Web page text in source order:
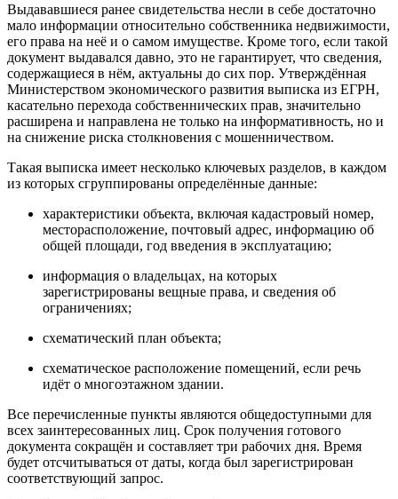
Выдававшиеся ранее свидетельства несли в себе достаточно
мало информации относительно собственника недвижимости,
его права на неё и о самом имуществе. Кроме того, если такой
документ выдавался давно, это не гарантирует, что сведения,
содержащиеся в нём, актуальны до сих пор. Утверждённая
Министерством экономического развития выписка из ЕГРН,
касательно перехода собственнических прав, значительно
расширена и направлена не только на информативность, но и
на снижение риска столкновения с мошенничеством.
Такая выписка имеет несколько ключевых разделов, в каждом
из которых сгруппированы определённые данные:
характеристики объекта, включая кадастровый номер,
месторасположение, почтовый адрес, информацию об
общей площади, год введения в эксплуатацию;
информация о владельцах, на которых
зарегистрированы вещные права, и сведения об
ограничениях;
схематический план объекта;
схематическое расположение помещений, если речь
идёт о многоэтажном здании.
Все перечисленные пункты являются общедоступными для
всех заинтересованных лиц. Срок получения готового
документа сокращён и составляет три рабочих дня. Время
будет отсчитываться от даты, когда был зарегистрирован
соответствующий запрос.